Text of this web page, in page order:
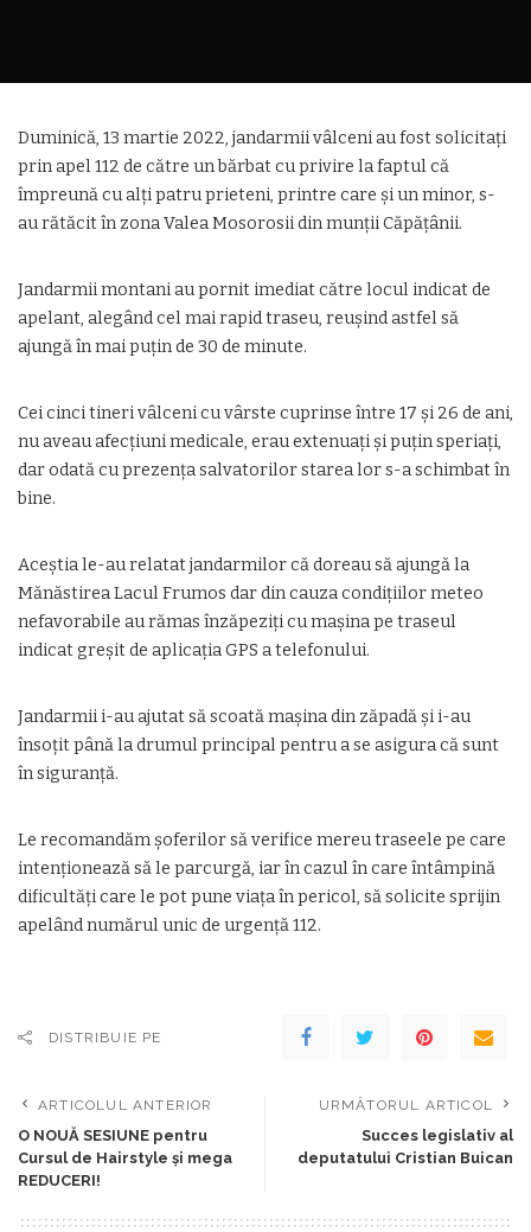
Duminică, 13 martie 2022, jandarmii vâlceni au fost solicitați
prin apel 112 de către un bărbat cu privire la faptul că
împreună cu alți patru prieteni, printre care și un minor, s-
au rătăcit în zona Valea Mosorosii din munții Căpățânii.
Jandarmii montani au pornit imediat către locul indicat de
apelant, alegând cel mai rapid traseu, reușind astfel să
ajungă în mai puțin de 30 de minute.
Cei cinci tineri vâlceni cu vârste cuprinse între 17 și 26 de ani,
nu aveau afecțiuni medicale, erau extenuați și puțin speriați,
dar odată cu prezența salvatorilor starea lor s-a schimbat în
bine.
Aceștia le-au relatat jandarmilor că doreau să ajungă la
Mănăstirea Lacul Frumos dar din cauza condițiilor meteo
nefavorabile au rămas înzăpeziți cu mașina pe traseul
indicat greșit de aplicația GPS a telefonului.
Jandarmii i-au ajutat să scoată mașina din zăpadă și i-au
însoțit până la drumul principal pentru a se asigura că sunt
în siguranță.
Le recomandăm șoferilor să verifice mereu traseele pe care
intenționează să le parcurgă, iar în cazul în care întâmpină
dificultăți care le pot pune viața în pericol, să solicite sprijin
apelând numărul unic de urgență 112.
DISTRIBUIE PE
ARTICOLUL ANTERIOR
O NOUĂ SESIUNE pentru
Cursul de Hairstyle și mega
REDUCERI!
URMĂTORUL ARTICOL
Succes legislativ al
deputatului Cristian Buican